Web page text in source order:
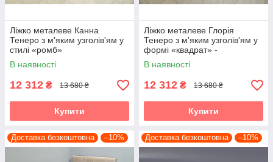
Ліжко металеве Канна
Тенеро з м'яким узголів'ям у
стилі «ромб»
В наявності
12 312 ₴ 13 680 ₴
Купити
Ліжко металеве Глорія
Тенеро з м'яким узголів'ям у
формі «квадрат» -
двоспальне
В наявності
12 312 ₴ 13 680 ₴
Купити
Доставка безкоштовна –10% Доставка безкоштовна –10%